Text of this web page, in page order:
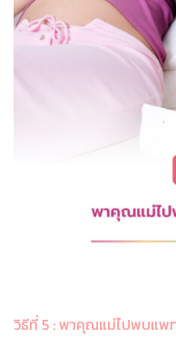
วิธีที่ 5 : พาคุณแม่ไปพบแพ